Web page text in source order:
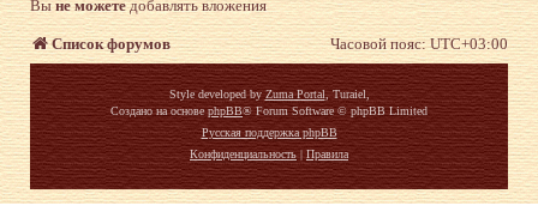
Выне можетедобавлять вложения
Список форумов Часовой пояс:UTC+03:00
Style developed by Zuma Portal, Turaiel,
Создано на основеphpBB® Forum Software © phpBB Limited
Русская поддержка phpBB
Конфиденциальность | Правила